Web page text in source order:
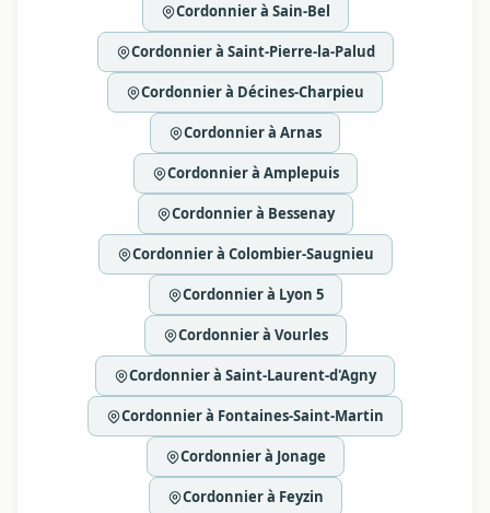
Cordonnier à Sain-Bel
Cordonnier à Saint-Pierre-la-Palud
Cordonnier à Décines-Charpieu
Cordonnier à Arnas
Cordonnier à Amplepuis
Cordonnier à Bessenay
Cordonnier à Colombier-Saugnieu
Cordonnier à Lyon 5
Cordonnier à Vourles
Cordonnier à Saint-Laurent-d'Agny
Cordonnier à Fontaines-Saint-Martin
Cordonnier à Jonage
Cordonnier à Feyzin